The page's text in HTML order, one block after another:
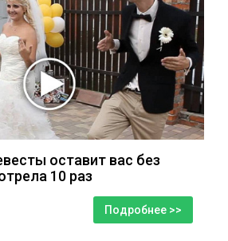
оставит вас без
10 раз
Подробнее >>